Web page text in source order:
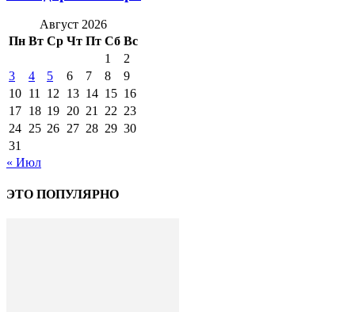
Август 2026
Пн Вт Ср Чт Пт Сб Вс
1
2
3
4 5 6 7 8
9
10 11 12 13 14 15 16
17 18 19 20 21 22 23
24 25 26 27 28 29 30
31
« Июл
ЭТО ПОПУЛЯРНО